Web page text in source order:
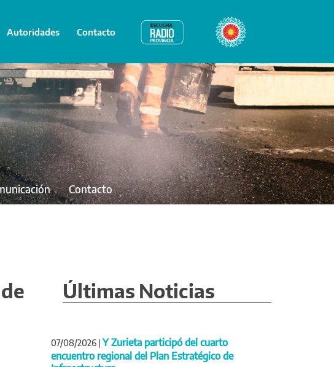
Autoridades Contacto Radio Provincia Bicentenario
Contacto
Últimas Noticias
07/08/2026 | Y Zurieta participó del cuarto
encuentro regional del Plan Estratégico de